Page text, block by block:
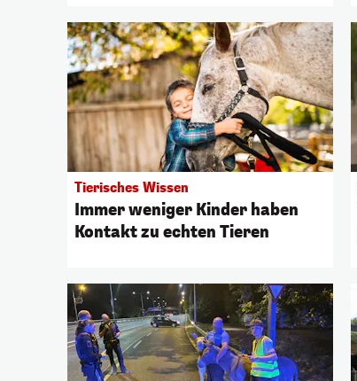
Tierisches Wissen
Immer weniger Kinder haben
Kontakt zu echten Tieren